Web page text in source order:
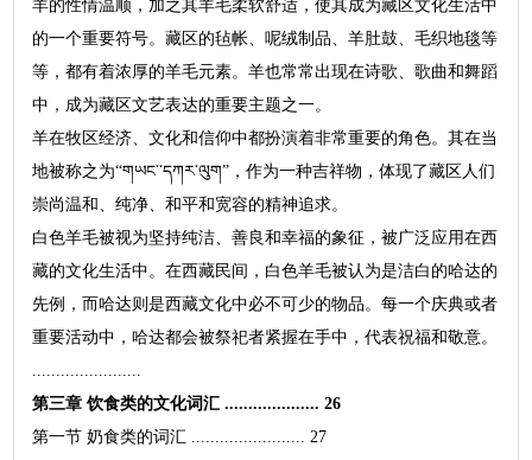
羊的性情温顺，加之其羊毛柔软舒适，使其成为藏区文化生活中
的一个重要符号。藏区的毡帐、呢绒制品、羊肚鼓、毛织地毯等
等，都有着浓厚的羊毛元素。羊也常常出现在诗歌、歌曲和舞蹈
中，成为藏区文艺表达的重要主题之一。
羊在牧区经济、文化和信仰中都扮演着非常重要的角色。其在当
地被称之为“གཡང་་དཀར་ལུག”，作为一种吉祥物，体现了藏区人们
崇尚温和、纯净、和平和宽容的精神追求。
白色羊毛被视为坚持纯洁、善良和幸福的象征，被广泛应用在西
藏的文化生活中。在西藏民间，白色羊毛被认为是洁白的哈达的
先例，而哈达则是西藏文化中必不可少的物品。每一个庆典或者
重要活动中，哈达都会被祭祀者紧握在手中，代表祝福和敬意。
.......................
第三章 饮食类的文化词汇 .................... 26
第一节 奶食类的词汇 ........................ 27